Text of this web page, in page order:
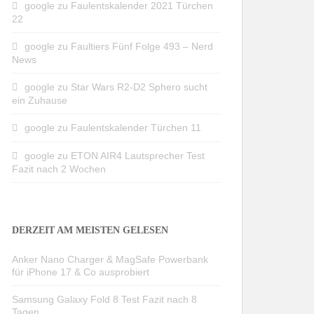
google zu Faulentskalender 2021 Türchen
22
google zu Faultiers Fünf Folge 493 – Nerd
News
google zu Star Wars R2-D2 Sphero sucht
ein Zuhause
google zu Faulentskalender Türchen 11
google zu ETON AIR4 Lautsprecher Test
Fazit nach 2 Wochen
DERZEIT AM MEISTEN GELESEN
Anker Nano Charger & MagSafe Powerbank
für iPhone 17 & Co ausprobiert
Samsung Galaxy Fold 8 Test Fazit nach 8
Tagen